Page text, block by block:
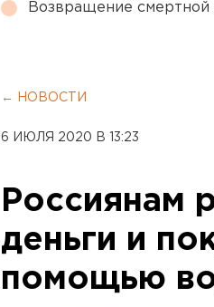
Возвращение
← НОВОСТИ
6 ИЮЛЯ 2020 В 13:23
Россиянам
деньги и
помощью